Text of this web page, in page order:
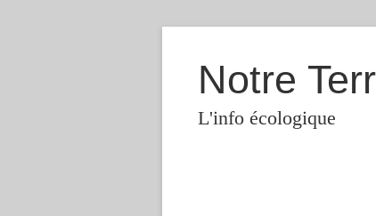
Notre
L'info écologique